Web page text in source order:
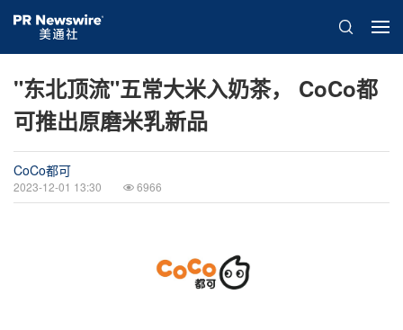
"东北顶流"五常大米入奶茶， CoCo都
可推出原磨米乳新品
CoCo都可
2023-12-01 13:30 6966